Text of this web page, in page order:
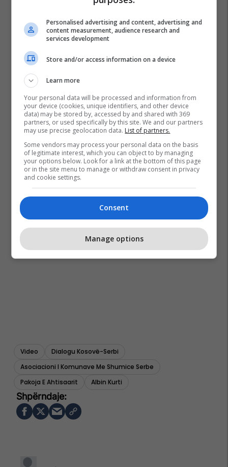
Video
Dialogu Kosovë-Serbi
Asociacioni I Komunave Me Shumice Serbe
Pakoja E Ahtisaarit
Albin Kurti
Personalised advertising and content, advertising and
content measurement, audience research and
services development
Store and/or access information on a device
Learn more
Your personal data will be processed and information from
your device (cookies, unique identifiers, and other device
data) may be stored by, accessed by and shared with 369
partners, or used specifically by this site. We and our partners
may use precise geolocation data. List of partners.
Some vendors may process your personal data on the basis
of legitimate interest, which you can object to by managing
your options below. Look for a link at the bottom of this page
or in the site menu to manage or withdraw consent in privacy
and cookie settings.
Consent
Manage options